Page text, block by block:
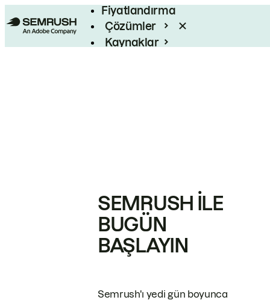
Fiyatlandırma
Çözümler
Kaynaklar
SEMRUSH ILE
BUGÜN
BAŞLAYIN
Semrush'ı yedi gün boyunca